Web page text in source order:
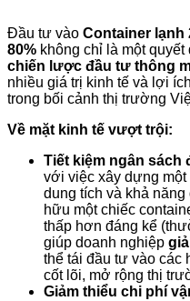
Đầu tư vào Container lạnh
80% không chỉ là một
chiến lược đầu tư thông
nhiều giá trị kinh tế và lợi
trong bối cảnh thị trường
Về mặt kinh tế vượt trội:
Tiết kiệm ngân sách
với việc xây dựng một
dung tích và khả
hữu một chiếc
thấp hơn đáng kể
giúp doanh nghiệp
thể tái đầu tư vào các
cốt lõi, mở rộng thị
Giảm thiểu chi phí